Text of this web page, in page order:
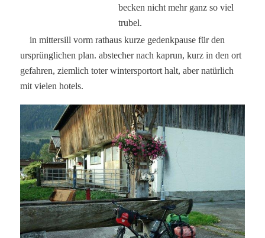
becken nicht mehr ganz so viel
trubel.
in mittersill vorm rathaus kurze gedenkpause für den
ursprünglichen plan. abstecher nach kaprun, kurz in den ort
gefahren, ziemlich toter wintersportort halt, aber natürlich
mit vielen hotels.